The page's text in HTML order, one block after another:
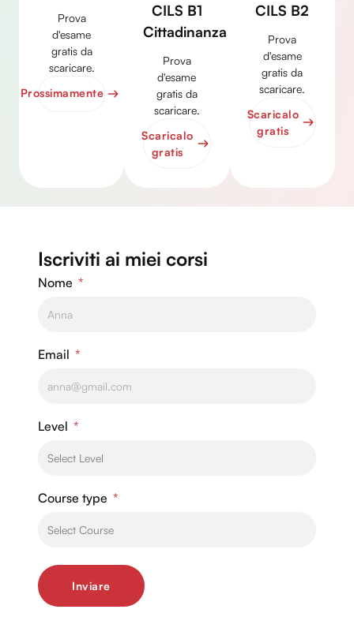
Prova
d'esame
gratis da
scaricare.
Prossimamente
CILS B1
Cittadinanza
Prova
d'esame
gratis da
scaricare.
Scaricalo
gratis
CILS B2
Prova
d'esame
gratis da
scaricare.
Scaricalo
gratis
Iscriviti ai miei corsi
Nome
Email
Level
Course type
Inviare